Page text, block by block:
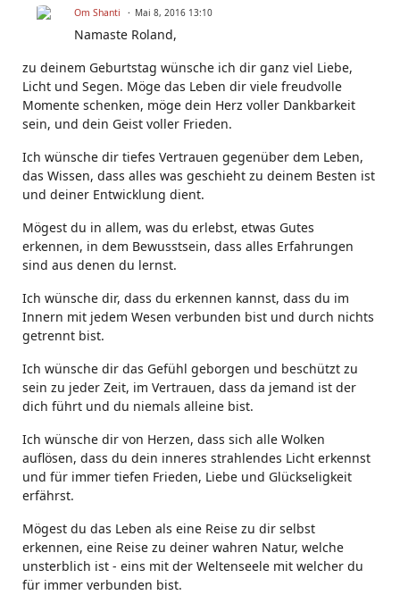
Om Shanti Mai 8, 2016 13:10
Namaste Roland,
zu deinem Geburtstag wünsche ich dir ganz viel Liebe,
Licht und Segen. Möge das Leben dir viele freudvolle
Momente schenken, möge dein Herz voller Dankbarkeit
sein, und dein Geist voller Frieden.
Ich wünsche dir tiefes Vertrauen gegenüber dem Leben,
das Wissen, dass alles was geschieht zu deinem Besten ist
und deiner Entwicklung dient.
Mögest du in allem, was du erlebst, etwas Gutes
erkennen, in dem Bewusstsein, dass alles Erfahrungen
sind aus denen du lernst.
Ich wünsche dir, dass du erkennen kannst, dass du im
Innern mit jedem Wesen verbunden bist und durch nichts
getrennt bist.
Ich wünsche dir das Gefühl geborgen und beschützt zu
sein zu jeder Zeit, im Vertrauen, dass da jemand ist der
dich führt und du niemals alleine bist.
Ich wünsche dir von Herzen, dass sich alle Wolken
auflösen, dass du dein inneres strahlendes Licht erkennst
und für immer tiefen Frieden, Liebe und Glückseligkeit
erfährst.
Mögest du das Leben als eine Reise zu dir selbst
erkennen, eine Reise zu deiner wahren Natur, welche
unsterblich ist - eins mit der Weltenseele mit welcher du
für immer verbunden bist.